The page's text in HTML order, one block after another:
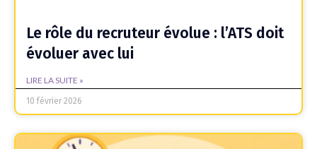
Le rôle du recruteur évolue : l’ATS doit
évoluer avec lui
LIRE LA SUITE »
10 février 2026